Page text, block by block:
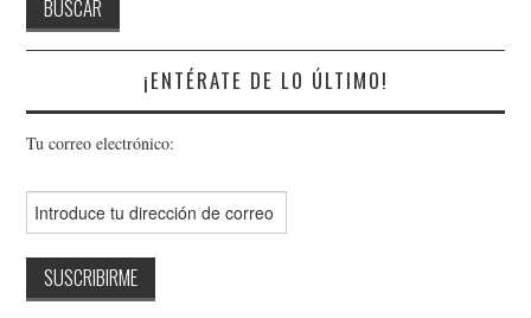
¡ENTÉRATE DE LO ÚLTIMO!
Tu correo electrónico: